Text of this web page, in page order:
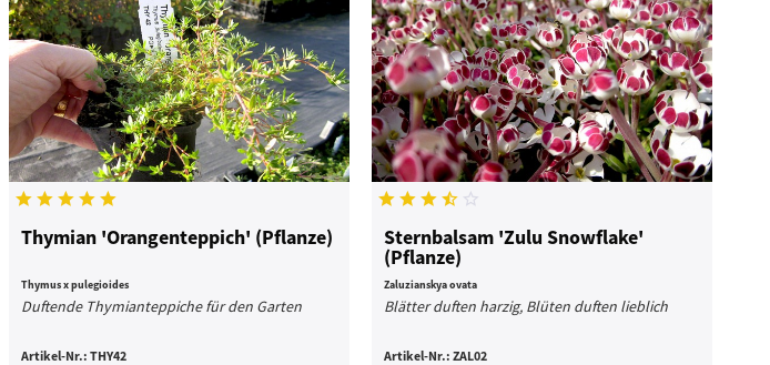
Thymian 'Orangenteppich' (Pflanze)
Thymus x pulegioides
Duftende Thymianteppiche für den Garten
Artikel-Nr.:THY42
Sternbalsam 'Zulu Snowflake'
(Pflanze)
Zaluzianskya ovata
Blätter duften harzig, Blüten duften lieblich
Artikel-Nr.: ZAL02